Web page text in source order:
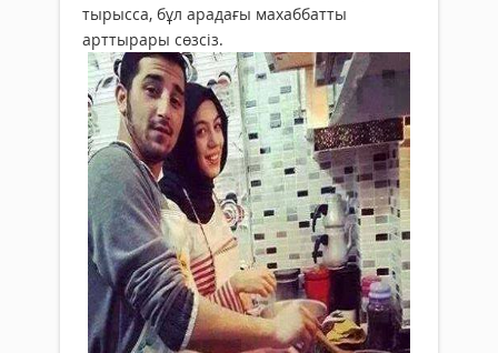
тырысса, бұл арадағы махаббатты
арттырары сөзсіз.